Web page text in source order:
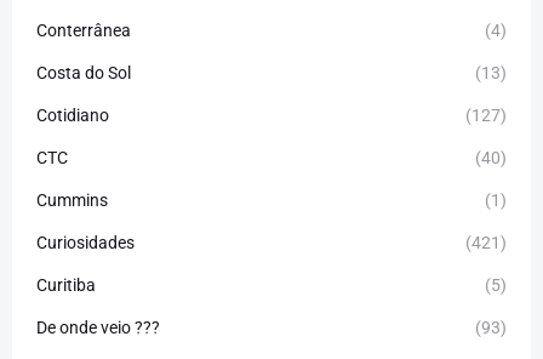
Conterrânea (4)
Costa do Sol (13)
Cotidiano (127)
CTC (40)
Cummins (1)
Curiosidades (421)
Curitiba (5)
De onde veio ??? (93)